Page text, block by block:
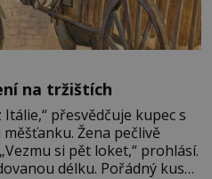
na tržištích
přesvědčuje kupec s
Žena pečlivě
si pět loket,“ prohlásí.
délku. Pořádný kus